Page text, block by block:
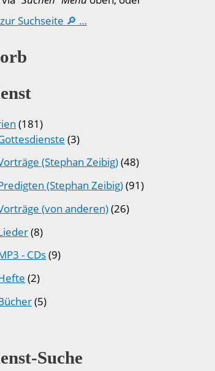
Suchseite 🔎 …
(181)
(3)
(Stephan Zeibig)(48)
(Stephan Zeibig)(91)
(von anderen)(26)
(8)
- CDs(9)
(2)
(5)
Suche